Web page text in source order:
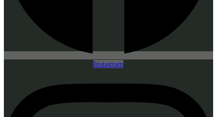
Instagram